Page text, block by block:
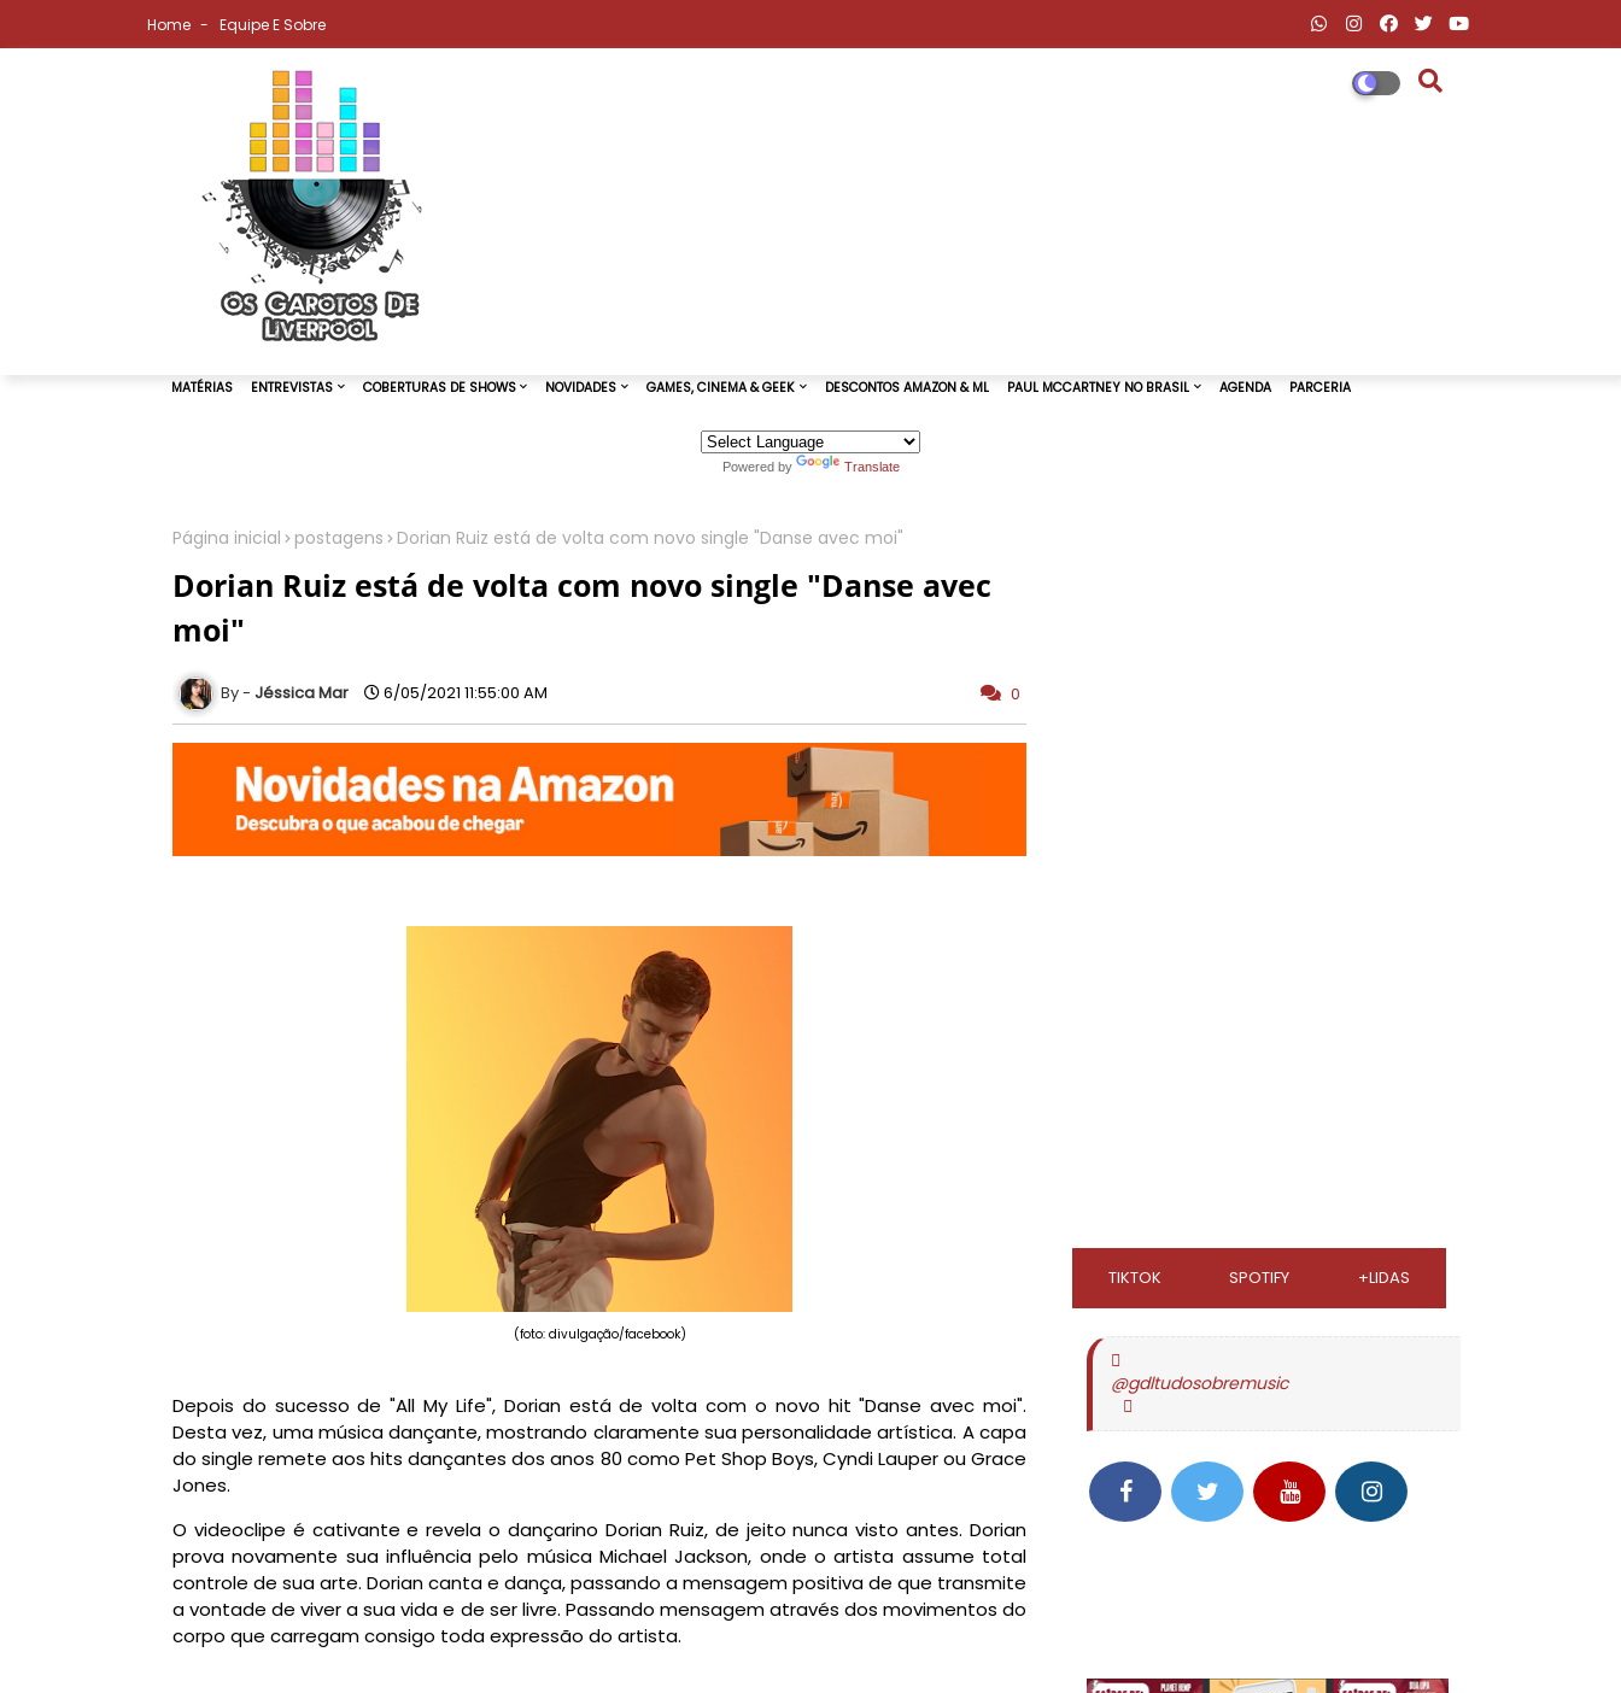
Home Equipe E Sobre
Powered by Translate
Página inicial postagens Dorian Ruiz está de volta com novo single "Danse avec moi"
Dorian Ruiz está de volta com novo single "Danse avec
moi"
Jéssica Mar 6/05/2021 11:55:00 AM 0
(foto: divulgação/facebook)
Depois do sucesso de "All My Life", Dorian está de volta com o novo hit "Danse avec moi".
Desta vez, uma música dançante, mostrando claramente sua personalidade artística. A capa
do single remete aos hits dançantes dos anos 80 como Pet Shop Boys, Cyndi Lauper ou Grace
Jones.
O videoclipe é cativante e revela o dançarino Dorian Ruiz, de jeito nunca visto antes. Dorian
prova novamente sua influência pelo música Michael Jackson, onde o artista assume total
controle de sua arte. Dorian canta e dança, passando a mensagem positiva de que transmite
a vontade de viver a sua vida e de ser livre. Passando mensagem através dos movimentos do
corpo que carregam consigo toda expressão do artista.
TIKTOK SPOTIFY +LIDAS
@gdltudosobremusic